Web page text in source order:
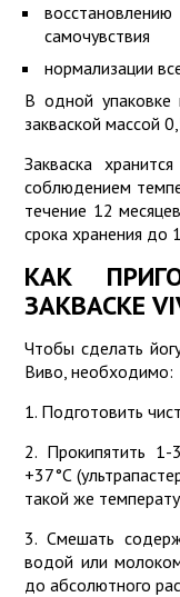
самочувствия
нормализации
В одной упаковке
закваской массой
Закваска
соблюдением
течение 12
срока хранения до
КАК
ЗАКВАСКЕ
Чтобы сделать
Виво, необходимо:
1. Подготовить
2. Прокипятить
+37°С
такой же
3. Смешать
водой или
до абсолютного